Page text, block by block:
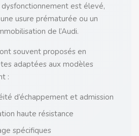
est élevé,
usure prématurée ou un
de l’Audi.
souvent proposés en
adaptées aux modèles
:
d’échappement et admission
haute résistance
spécifiques